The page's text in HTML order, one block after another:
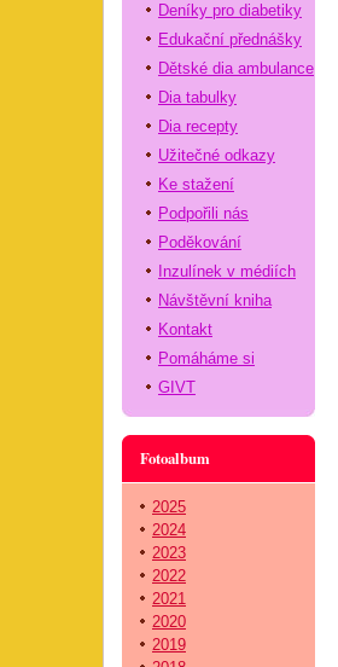
Deníky pro diabetiky
Edukační přednášky
Dětské dia ambulance
Dia tabulky
Dia recepty
Užitečné odkazy
Ke stažení
Podpořili nás
Poděkování
Inzulínek v médiích
Návštěvní kniha
Kontakt
Pomáháme si
GIVT
Fotoalbum
2025
2024
2023
2022
2021
2020
2019